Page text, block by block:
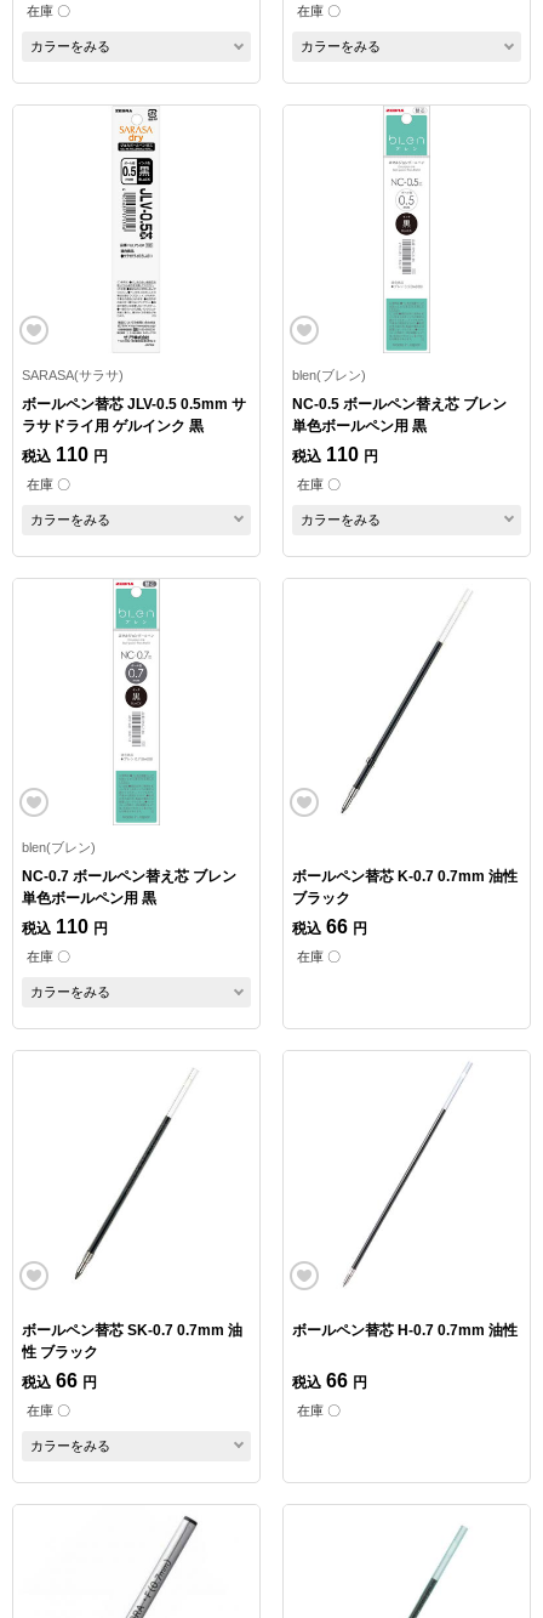
在庫 〇
カラーをみる
在庫 〇
カラーをみる
SARASA(サラサ)
ボールペン替芯 JLV-0.5 0.5mm サ
ラサドライ用 ゲルインク 黒
税込 110 円
在庫 〇
カラーをみる
blen(ブレン)
NC-0.5 ボールペン替え芯 ブレン
単色ボールペン用 黒
税込 110 円
在庫 〇
カラーをみる
blen(ブレン)
NC-0.7 ボールペン替え芯 ブレン
単色ボールペン用 黒
税込 110 円
在庫 〇
カラーをみる
ボールペン替芯 K-0.7 0.7mm 油性
ブラック
税込 66 円
在庫 〇
ボールペン替芯 SK-0.7 0.7mm 油
性 ブラック
税込 66 円
在庫 〇
カラーをみる
ボールペン替芯 H-0.7 0.7mm 油性
税込 66 円
在庫 〇